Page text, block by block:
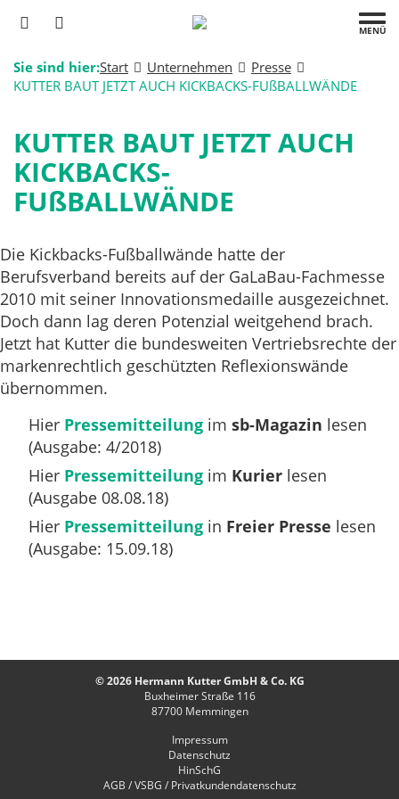
MENÜ
Sie sind hier:Start Unternehmen
Presse
KUTTER BAUT JETZT AUCH KICKBACKS-FUßBALLWÄNDE
KUTTER BAUT JETZT AUCH
KICKBACKS-
FUßBALLWÄNDE
Die Kickbacks-Fußballwände hatte der
Berufsverband bereits auf der GaLaBau-Fachmesse
2010 mit seiner Innovationsmedaille ausgezeichnet.
Doch dann lag deren Potenzial weitgehend brach.
Jetzt hat Kutter die bundesweiten Vertriebsrechte der
markenrechtlich geschützten Reflexionswände
übernommen.
Hier Pressemitteilungim sb-Magazin lesen
(Ausgabe: 4/2018)
Hier Pressemitteilungim Kurierlesen
(Ausgabe 08.08.18)
Hier Pressemitteilungin Freier Presse lesen
(Ausgabe: 15.09.18)
© 2026 Hermann Kutter GmbH & Co. KG
Buxheimer Straße 116
87700Memmingen
Impressum
Datenschutz
HinSchG
AGB / VSBG / Privatkundendatenschutz